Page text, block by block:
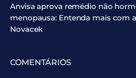
Anvisa aprova remédio não
menopausa: Entenda mais com
Novacek
COMENTÁRIOS